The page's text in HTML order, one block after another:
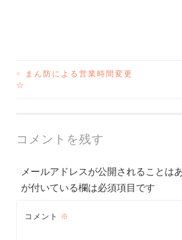
投
ゲ
<
まん防による営業時間変更
☆
コメントを残す
メールアドレスが公開されることは
が付いている欄は必須項目です
コメント ※